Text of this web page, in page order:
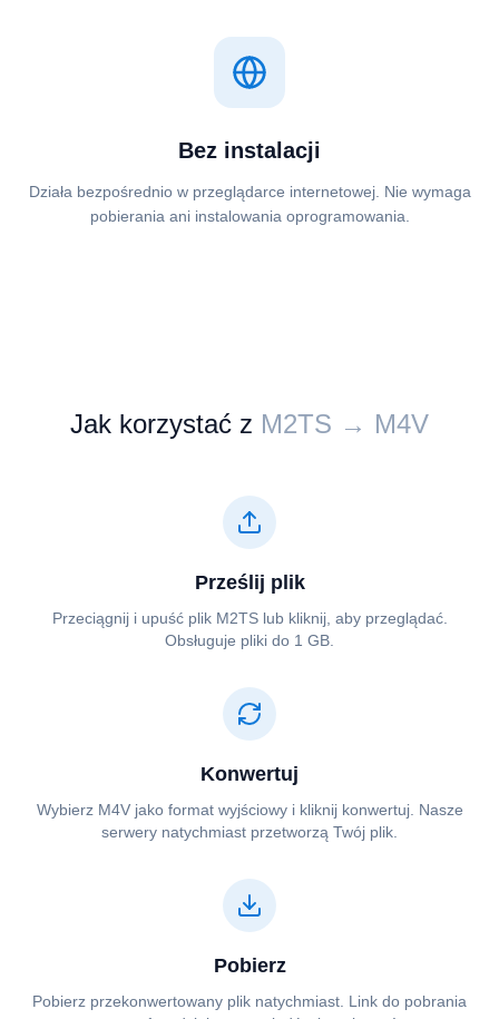
Bez instalacji
Działa bezpośrednio w przeglądarce internetowej. Nie wymaga
pobierania ani instalowania oprogramowania.
Jak korzystać z ⁦⁦M2TS⁩⁩ → ⁦⁦M4V⁩⁩
Prześlij plik
Przeciągnij i upuść plik ⁦⁦M2TS⁩⁩ lub kliknij, aby przeglądać.
Obsługuje pliki do 1 GB.
Konwertuj
Wybierz ⁦⁦M4V⁩⁩ jako format wyjściowy i kliknij konwertuj. Nasze
serwery natychmiast przetworzą Twój plik.
Pobierz
Pobierz przekonwertowany plik natychmiast. Link do pobrania